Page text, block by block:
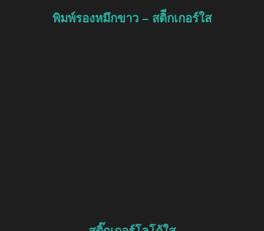
พิมพ์รองหมึกขาว – สติีกเกอร์ใส